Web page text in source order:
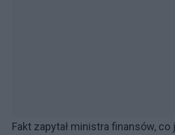
Fakt zapytał ministra finansów,